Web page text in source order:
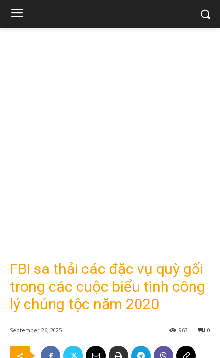
FBI sa thải các đặc vụ quỳ gối
trong các cuộc biểu tình công
lý chủng tộc năm 2020
September 26, 2025 0
963